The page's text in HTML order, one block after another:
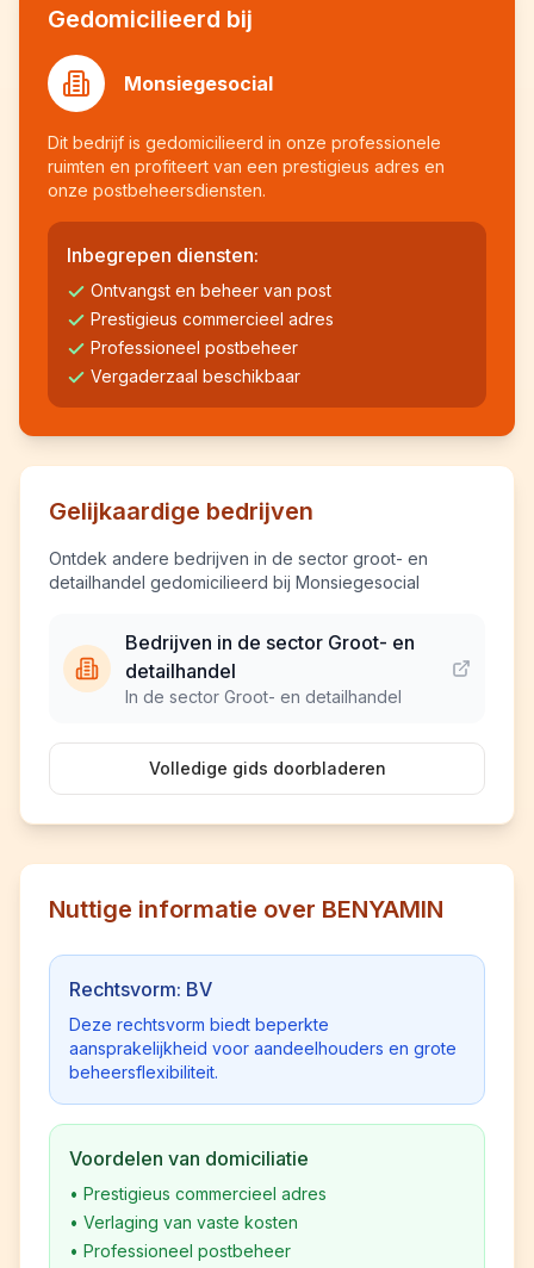
Gedomicilieerd bij
Monsiegesocial
Dit bedrijf is gedomicilieerd in onze professionele
ruimten en profiteert van een prestigieus adres en
onze postbeheersdiensten.
Inbegrepen diensten:
Ontvangst en beheer van post
Prestigieus commercieel adres
Professioneel postbeheer
Vergaderzaal beschikbaar
Gelijkaardige bedrijven
Ontdek andere bedrijven in de sector groot- en
detailhandel gedomicilieerd bij Monsiegesocial
Bedrijven in de sector Groot- en
detailhandel
In de sector Groot- en detailhandel
Volledige gids doorbladeren
Nuttige informatie over BENYAMIN
Rechtsvorm: BV
Deze rechtsvorm biedt beperkte
aansprakelijkheid voor aandeelhouders en grote
beheersflexibiliteit.
Voordelen van domiciliatie
• Prestigieus commercieel adres
• Verlaging van vaste kosten
• Professioneel postbeheer